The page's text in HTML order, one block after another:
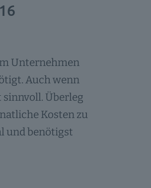
Unternehmen
Auch wenn
Überleg
Kosten zu
und benötigst